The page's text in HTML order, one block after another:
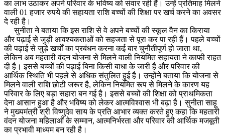
का लाभ उठाकर अपने परिवार के भविष्य को संवार रही हैं। उन्हें प्रतिमाह मिलने
वाली 01 हजार रुपये की सहायता राशि बच्चों की शिक्षा पर खर्च करने का अवसर
दे रही है।
सुनीता ने बताया कि इस राशि से वे अपने बच्चों की स्कूल वैन का किराया
और पढ़ाई से जुड़ी आवश्यकताओं को सहजता से पूरा कर पा रही हैं। पहले बच्चों
की पढ़ाई से जुड़े खर्चों का प्रबंधन करना कई बार चुनौतीपूर्ण हो जाता था,
लेकिन अब महतारी वंदन योजना से मिलने वाली नियमित सहायता ने काफी राहत
दी है। इससे बच्चों की पढ़ाई बिना किसी बाधा के जारी है और परिवार की
आर्थिक स्थिति भी पहले से अधिक संतुलित हुई है। उन्होंने बताया कि योजना से
मिलने वाली राशि छोटी जरूर है, लेकिन नियमित रूप से मिलने के कारण यह
परिवार के लिए बड़ा सहारा बन गई है। इससे बच्चों की शिक्षा को प्राथमिकता
देना आसान हुआ है और भविष्य को लेकर आत्मविश्वास भी बढ़ा है। सुनीता साहू
ने मुख्यमंत्री श्री विष्णुदेव साय के प्रति आभार व्यक्त करते हुए कहा कि महतारी
वंदन योजना महिलाओं के सम्मान, आत्मनिर्भरता और परिवार की आर्थिक मजबूती
का प्रभावी माध्यम बन रही है।